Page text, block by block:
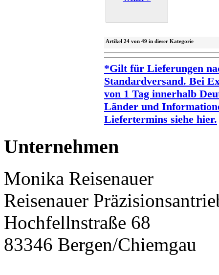
Artikel 24 von 49 in dieser Kategorie
*Gilt für Lieferungen
Standardversand. Bei
von 1 Tag innerhalb
Länder und
Liefertermins siehe hier.
Unternehmen
Monika Reisenauer
Reisenauer
Hochfellnstraße 68
83346 Bergen/Chiemgau